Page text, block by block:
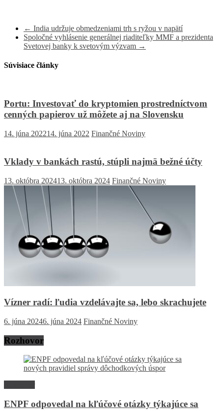
← India udržuje obmedzeniami trh s ryžou v napätí
Spoločné vyhlásenie generálnej riaditeľky MMF a prezidenta
Svetovej banky k svetovým výzvam →
Súvisiace články
Portu: Investovať do kryptomien prostredníctvom
cenných papierov už môžete aj na Slovensku
14. júna 202214. júna 2022 Finančné Noviny
Vklady v bankách rastú, stúpli najmä bežné účty
13. októbra 202413. októbra 2024 Finančné Noviny
Vízner radí: ľudia vzdelávajte sa, lebo skrachujete
6. júna 20246. júna 2024 Finančné Noviny
Rozhovor
ENPF odpovedal na kľúčové otázky týkajúce sa